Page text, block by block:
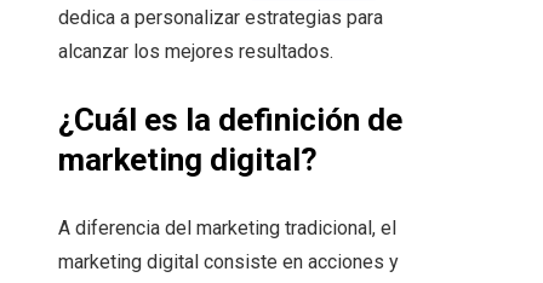
dedica a personalizar estrategias para
alcanzar los mejores resultados.
¿Cuál es la definición de
marketing digital?
A diferencia del marketing tradicional, el
marketing digital consiste en acciones y